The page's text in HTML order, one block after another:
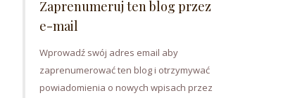
Zaprenumeruj ten blog przez
e-mail
Wprowadź swój adres email aby
zaprenumerować ten blog i otrzymywać
powiadomienia o nowych wpisach przez